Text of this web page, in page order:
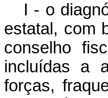
I - o
estatal, com
conselho
incluídas a
forças,